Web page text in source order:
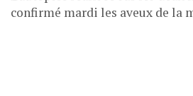
confirmé mardi les aveux de la